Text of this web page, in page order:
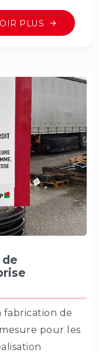
PLUS
fabrication de
pour les